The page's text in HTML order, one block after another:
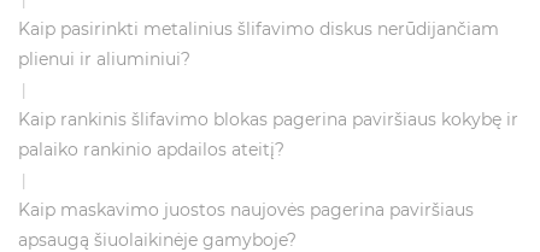
Kaip pasirinkti metalinius šlifavimo diskus nerūdijančiam
plienui ir aliuminiui?
Kaip rankinis šlifavimo blokas pagerina paviršiaus kokybę ir
palaiko rankinio apdailos ateitį?
Kaip maskavimo juostos naujovės pagerina paviršiaus
apsaugą šiuolaikinėje gamyboje?